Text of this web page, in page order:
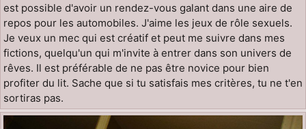
est possible d'avoir un rendez-vous galant dans une aire de
repos pour les automobiles. J'aime les jeux de rôle sexuels.
Je veux un mec qui est créatif et peut me suivre dans mes
fictions, quelqu'un qui m'invite à entrer dans son univers de
rêves. Il est préférable de ne pas être novice pour bien
profiter du lit. Sache que si tu satisfais mes critères, tu ne t'en
sortiras pas.